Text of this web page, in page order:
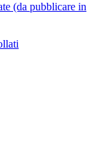
(da pubblicare in